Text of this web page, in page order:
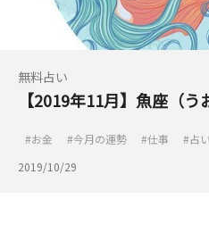
無料占い
【2019年11月】魚座（
お金 今月の運勢 仕事 占
2019/10/29